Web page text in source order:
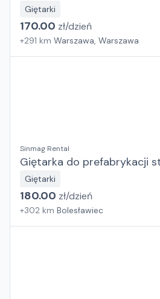
Giętarki
170.00 zł/dzień
+291 km Warszawa, Warszawa
Sinmag Rental
Giętarka do prefabrykacji
Giętarki
180.00 zł/dzień
+302 km Bolesławiec